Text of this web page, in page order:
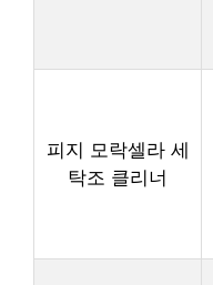
피지 모락셀라 세
탁조 클리너